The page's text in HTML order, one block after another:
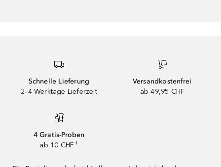
Schnelle Lieferung
2–4 Werktage Lieferzeit
Versandkostenfrei
ab 49,95 CHF
4 Gratis-Proben
ab 10 CHF ¹